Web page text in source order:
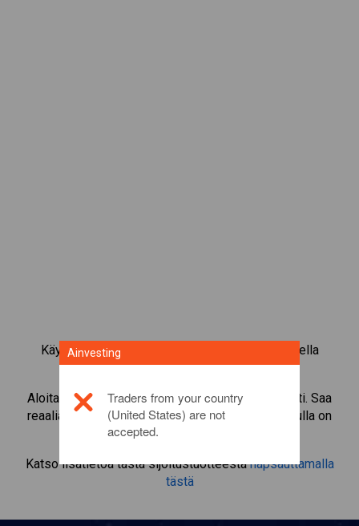
Käy kauppaa yli 1 000 kansainvälisellä osakkeella
Ainvestingin CFD-kaupankäyntialustalla.
Aloita instrumentinCopa(CPA) CFD-kaupankäynti. Saa
reaaliaikaisia tarjouksia ja nosta osinkoja, jos sinulla on
itse osake.
Katso lisätietoa tästä sijoitustuotteestanapsauttamalla
tästä
Ainvesting
Traders from your country
(United States) are not
accepted.